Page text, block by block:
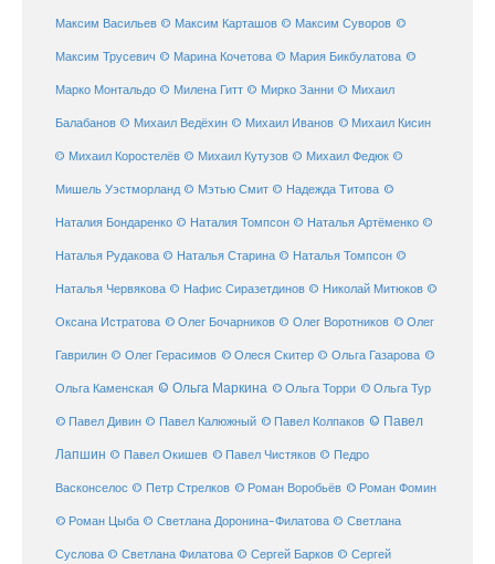
Максим Васильев © Максим Карташов © Максим Суворов ©
Максим Трусевич © Марина Кочетова © Мария Бикбулатова ©
Марко Монтальдо © Милена Гитт © Мирко Занни © Михаил
Балабанов © Михаил Ведёхин © Михаил Иванов © Михаил Кисин
© Михаил Коростелёв © Михаил Кутузов © Михаил Федюк ©
Мишель Уэстморланд © Мэтью Смит © Надежда Титова ©
Наталия Бондаренко © Наталия Томпсон © Наталья Артёменко ©
Наталья Рудакова © Наталья Старина © Наталья Томпсон ©
Наталья Червякова © Нафис Сиразетдинов © Николай Митюков ©
Оксана Истратова © Олег Бочарников © Олег Воротников © Олег
Гаврилин © Олег Герасимов © Олеся Скитер © Ольга Газарова ©
Ольга Каменская © Ольга Маркина © Ольга Торри © Ольга Тур
© Павел Дивин © Павел Калюжный © Павел Колпаков © Павел
Лапшин © Павел Окишев © Павел Чистяков © Педро
Васконселос © Петр Стрелков © Роман Воробьёв © Роман Фомин
© Роман Цыба © Светлана Доронина-Филатова © Светлана
Суслова © Светлана Филатова © Сергей Барков © Сергей